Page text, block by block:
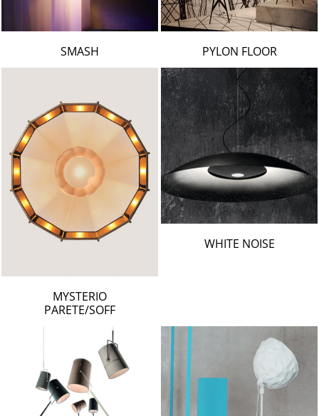
PYLON FLOOR
SMASH
WHITE NOISE
MYSTERIO
PARETE/SOFF